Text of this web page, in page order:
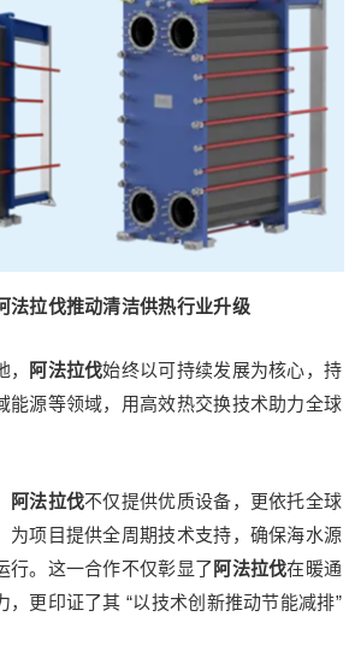
法拉伐推动清洁供热行业升级
阿法拉伐始终以可持续发展为核心，持
能源等领域，用高效热交换技术助力全球
阿法拉伐不仅提供优质设备，更依托全球
为项目提供全周期技术支持，确保海水源
行。这一合作不仅彰显了 阿法拉伐在暖通
，更印证了其 “以技术创新推动节能减排”